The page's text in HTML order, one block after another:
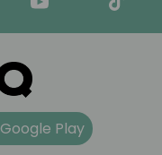
Google Play